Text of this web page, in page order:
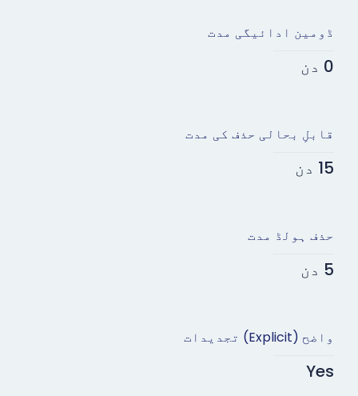
ڈومین ادائیگی مدت
0 دن
قابلِ بحالی حذف کی مدت
15 دن
حذف ہولڈ مدت
5 دن
واضح (Explicit) تجدیدات
Yes